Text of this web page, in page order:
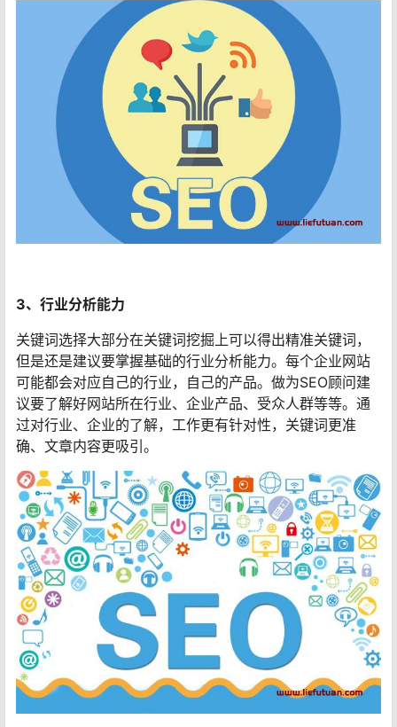
3、行业分析能力
关键词选择大部分在关键词挖掘上可以得出精准关键词，
但是还是建议要掌握基础的行业分析能力。每个企业网站
可能都会对应自己的行业，自己的产品。做为SEO顾问建
议要了解好网站所在行业、企业产品、受众人群等等。通
过对行业、企业的了解，工作更有针对性，关键词更准
确、文章内容更吸引。